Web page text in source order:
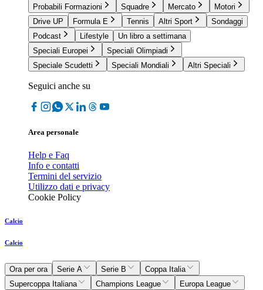
Probabili Formazioni
Squadre Mercato
Motori
Drive UP
Formula E Tennis Altri Sport
Sondaggi
Podcast
Lifestyle
Un libro a settimana
Speciali Europei
Speciali Olimpiadi
Speciale Scudetti
Speciali Mondiali Altri Speciali
Seguici anche su
Area personale
Help e Faq
Info e contatti
Termini del servizio
Utilizzo dati e privacy
Cookie Policy
Calcio
Calcio
Ora per ora Serie A Serie B
Coppa Italia
Supercoppa Italiana
Champions League
Europa League